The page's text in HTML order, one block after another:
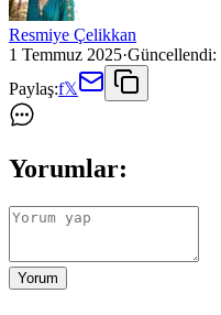
Resmiye Çelikkan
1 Temmuz 2025·Güncellendi:
Paylaş:f𝕏
Yorumlar:
Yorum